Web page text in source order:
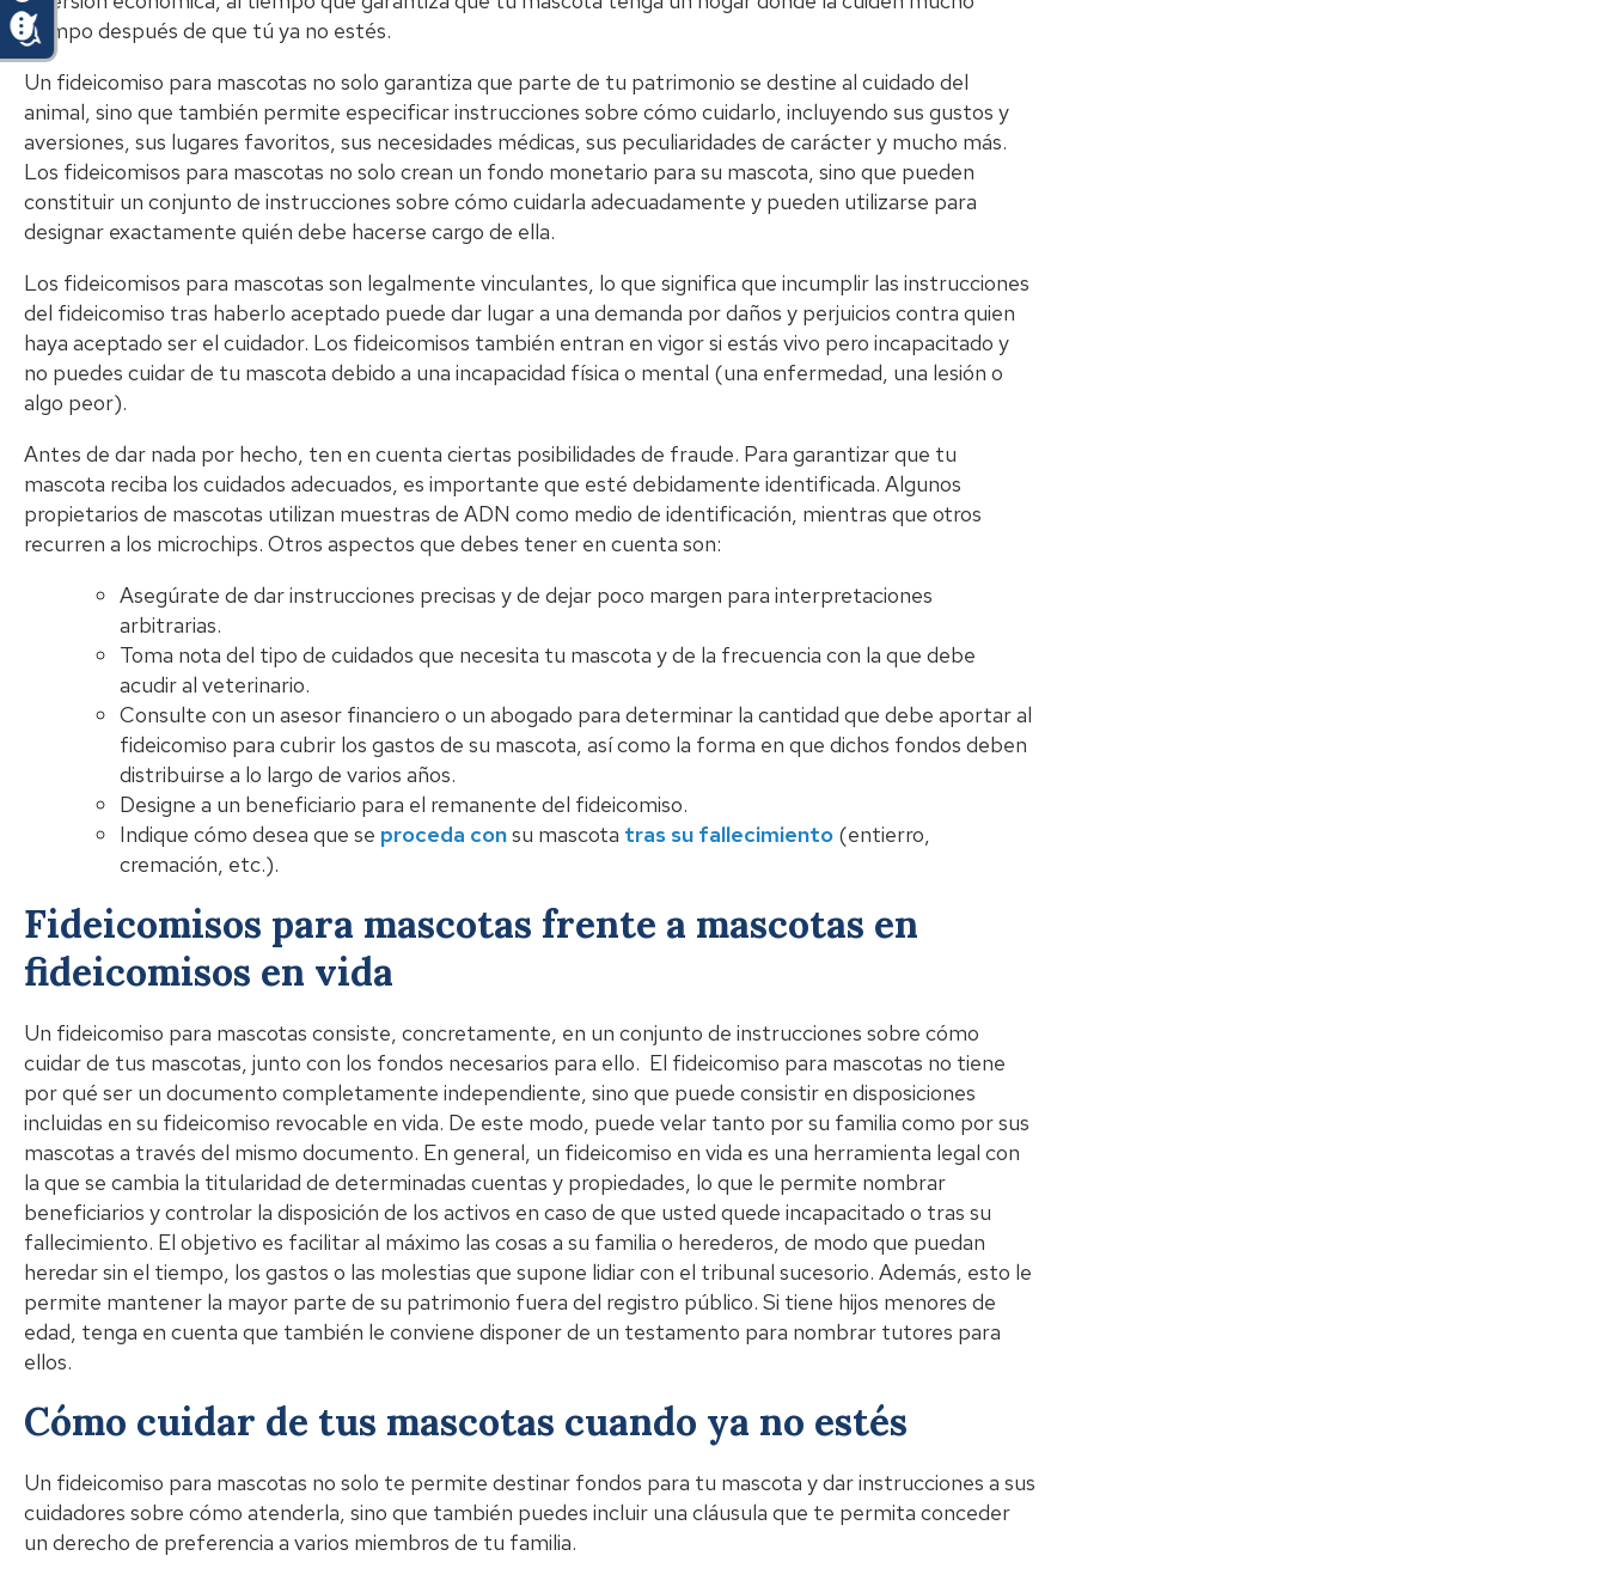
tiempo después de que tú ya no estés.
Un fideicomiso para mascotas no solo garantiza que parte de tu patrimonio se destine al cuidado del
animal, sino que también permite especificar instrucciones sobre cómo cuidarlo, incluyendo sus gustos y
aversiones, sus lugares favoritos, sus necesidades médicas, sus peculiaridades de carácter y mucho más.
Los fideicomisos para mascotas no solo crean un fondo monetario para su mascota, sino que pueden
constituir un conjunto de instrucciones sobre cómo cuidarla adecuadamente y pueden utilizarse para
designar exactamente quién debe hacerse cargo de ella.
Los fideicomisos para mascotas son legalmente vinculantes, lo que significa que incumplir las instrucciones
del fideicomiso tras haberlo aceptado puede dar lugar a una demanda por daños y perjuicios contra quien
haya aceptado ser el cuidador. Los fideicomisos también entran en vigor si estás vivo pero incapacitado y
no puedes cuidar de tu mascota debido a una incapacidad física o mental (una enfermedad, una lesión o
algo peor).
Antes de dar nada por hecho, ten en cuenta ciertas posibilidades de fraude. Para garantizar que tu
mascota reciba los cuidados adecuados, es importante que esté debidamente identificada. Algunos
propietarios de mascotas utilizan muestras de ADN como medio de identificación, mientras que otros
recurren a los microchips. Otros aspectos que debes tener en cuenta son:
Asegúrate de dar instrucciones precisas y de dejar poco margen para interpretaciones
arbitrarias.
Toma nota del tipo de cuidados que necesita tu mascota y de la frecuencia con la que debe
acudir al veterinario.
Consulte con un asesor financiero o un abogado para determinar la cantidad que debe aportar al
fideicomiso para cubrir los gastos de su mascota, así como la forma en que dichos fondos deben
distribuirse a lo largo de varios años.
Designe a un beneficiario para el remanente del fideicomiso.
Indique cómo desea que se proceda consu mascota tras su fallecimiento (entierro,
cremación, etc.).
Fideicomisos para mascotas frente a mascotas en
fideicomisos en vida
Un fideicomiso para mascotas consiste, concretamente, en un conjunto de instrucciones sobre cómo
cuidar de tus mascotas, junto con los fondos necesarios para ello. El fideicomiso para mascotas no tiene
por qué ser un documento completamente independiente, sino que puede consistir en disposiciones
incluidas en su fideicomiso revocable en vida. De este modo, puede velar tanto por su familia como por sus
mascotas a través del mismo documento. En general, un fideicomiso en vida es una herramienta legal con
la que se cambia la titularidad de determinadas cuentas y propiedades, lo que le permite nombrar
beneficiarios y controlar la disposición de los activos en caso de que usted quede incapacitado o tras su
fallecimiento. El objetivo es facilitar al máximo las cosas a su familia o herederos, de modo que puedan
heredar sin el tiempo, los gastos o las molestias que supone lidiar con el tribunal sucesorio. Además, esto le
permite mantener la mayor parte de su patrimonio fuera del registro público. Si tiene hijos menores de
edad, tenga en cuenta que también le conviene disponer de un testamento para nombrar tutores para
ellos.
Cómo cuidar de tus mascotas cuando ya no estés
Un fideicomiso para mascotas no solo te permite destinar fondos para tu mascota y dar instrucciones a sus
cuidadores sobre cómo atenderla, sino que también puedes incluir una cláusula que te permita conceder
un derecho de preferencia a varios miembros de tu familia.